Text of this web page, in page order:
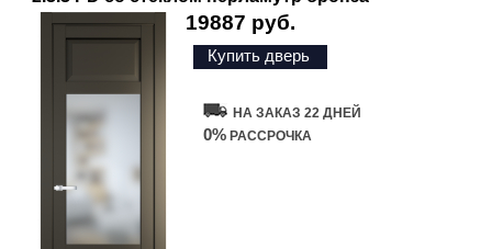
19887 руб.
Купить дверь
НА ЗАКАЗ 22 ДНЕЙ
0% РАССРОЧКА